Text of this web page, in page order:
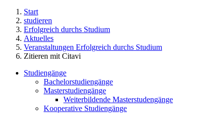
Start
studieren
Erfolgreich durchs Studium
Aktuelles
Veranstaltungen Erfolgreich durchs Studium
Zitieren mit Citavi
Studiengänge
Bachelorstudiengänge
Masterstudiengänge
Weiterbildende Masterstudengänge
Kooperative Studiengänge